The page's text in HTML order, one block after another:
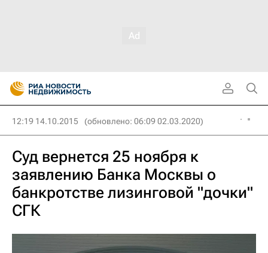
12:19 14.10.2015 (обновлено: 06:09 02.03.2020)
Суд вернется 25 ноября к
заявлению Банка Москвы о
банкротстве лизинговой "дочки"
СГК